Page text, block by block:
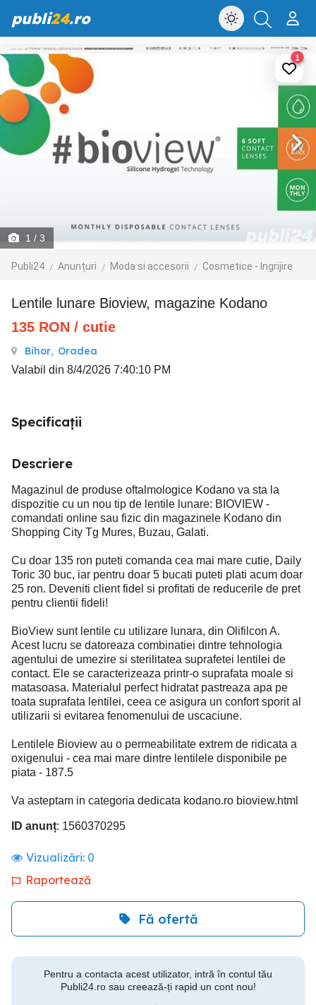
publi24.ro
1 / 3
Publi24 Anunțuri Moda si accesorii Cosmetice - Ingrijire
1
Lentile lunare Bioview, magazine Kodano
135 RON / cutie
Bihor, Oradea
Valabil din 8/4/2026 7:40:10 PM
Specificații
Descriere
Magazinul de produse oftalmologice Kodano va sta la
dispozitie cu un nou tip de lentile lunare: BIOVIEW -
comandati online sau fizic din magazinele Kodano din
Shopping City Tg Mures, Buzau, Galati.
Cu doar 135 ron puteti comanda cea mai mare cutie, Daily
Toric 30 buc, iar pentru doar 5 bucati puteti plati acum doar
25 ron. Deveniti client fidel si profitati de reducerile de pret
pentru clientii fideli!
BioView sunt lentile cu utilizare lunara, din Olifilcon A.
Acest lucru se datoreaza combinatiei dintre tehnologia
agentului de umezire si sterilitatea suprafetei lentilei de
contact. Ele se caracterizeaza printr-o suprafata moale si
matasoasa. Materialul perfect hidratat pastreaza apa pe
toata suprafata lentilei, ceea ce asigura un confort sporit al
utilizarii si evitarea fenomenului de uscaciune.
Lentilele Bioview au o permeabilitate extrem de ridicata a
oxigenului - cea mai mare dintre lentilele disponibile pe
piata - 187.5
Va asteptam in categoria dedicata kodano.ro bioview.html
ID anunț: 1560370295
Vizualizări: 0
Raportează
Fă ofertă
Pentru a contacta acest utilizator, intră în contul tău
Publi24.ro sau creează-ți rapid un cont nou!